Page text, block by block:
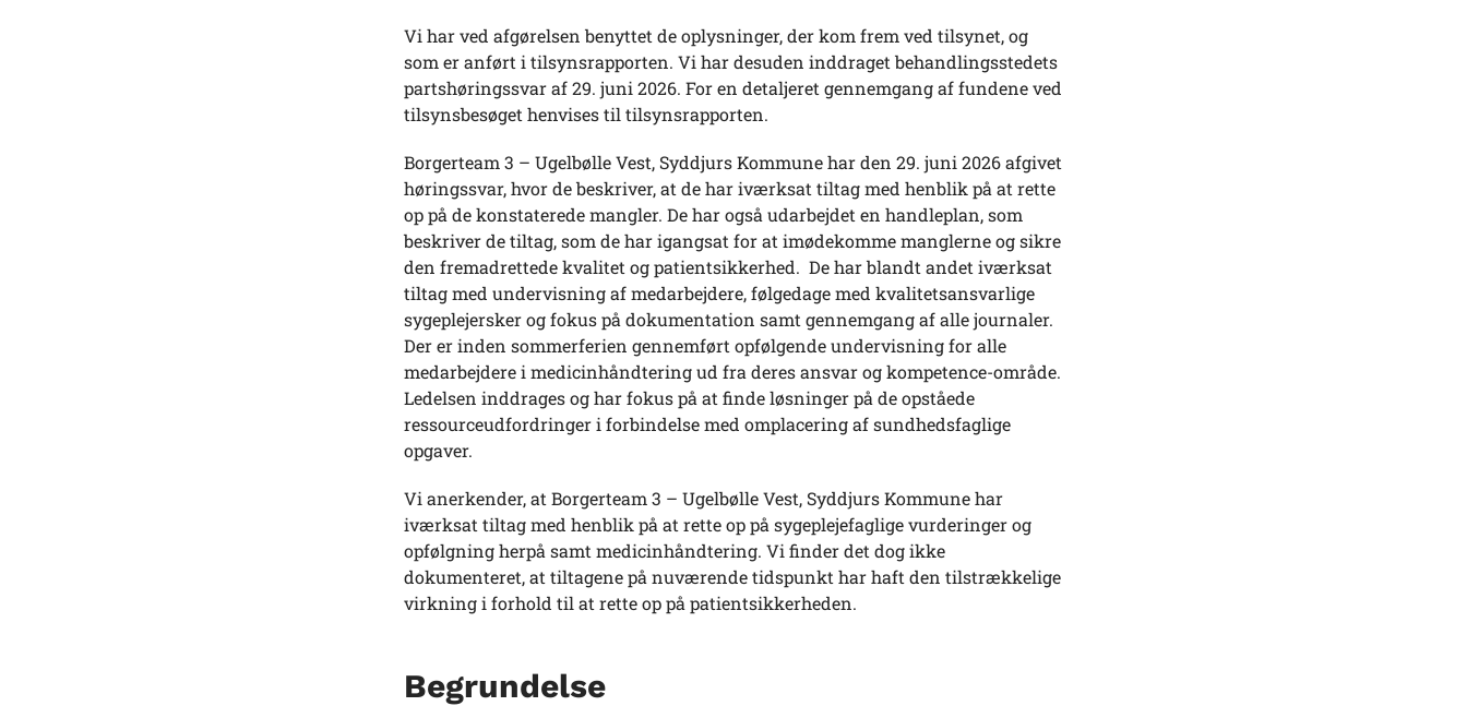
Vi har ved afgørelsen benyttet de oplysninger, der kom frem ved tilsynet, og
som er anført i tilsynsrapporten. Vi har desuden inddraget behandlingsstedets
partshøringssvar af 29. juni 2026. For en detaljeret gennemgang af fundene ved
tilsynsbesøget henvises til tilsynsrapporten.
Borgerteam 3 – Ugelbølle Vest, Syddjurs Kommune har den 29. juni 2026 afgivet
høringssvar, hvor de beskriver, at de har iværksat tiltag med henblik på at rette
op på de konstaterede mangler. De har også udarbejdet en handleplan, som
beskriver de tiltag, som de har igangsat for at imødekomme manglerne og sikre
den fremadrettede kvalitet og patientsikkerhed. De har blandt andet iværksat
tiltag med undervisning af medarbejdere, følgedage med kvalitetsansvarlige
sygeplejersker og fokus på dokumentation samt gennemgang af alle journaler.
Der er inden sommerferien gennemført opfølgende undervisning for alle
medarbejdere i medicinhåndtering ud fra deres ansvar og kompetence-område.
Ledelsen inddrages og har fokus på at finde løsninger på de opståede
ressourceudfordringer i forbindelse med omplacering af sundhedsfaglige
opgaver.
Vi anerkender, at Borgerteam 3 – Ugelbølle Vest, Syddjurs Kommune har
iværksat tiltag med henblik på at rette op på sygeplejefaglige vurderinger og
opfølgning herpå samt medicinhåndtering. Vi finder det dog ikke
dokumenteret, at tiltagene på nuværende tidspunkt har haft den tilstrækkelige
virkning i forhold til at rette op på patientsikkerheden.
Begrundelse